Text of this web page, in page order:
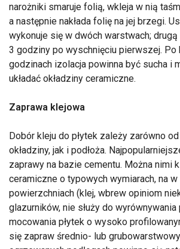
narożniki smaruje folią, wkleja w nią
a następnie nakłada folię na jej brzegi.
wykonuje się w dwóch warstwach; drugą
3 godziny po wyschnięciu pierwszej. Po
godzinach izolacja powinna być sucha i
układać okładziny ceramiczne.
Zaprawa klejowa
Dobór kleju do płytek zależy zarówno
okładziny, jak i podłoża.
zaprawy na bazie cementu. Można nimi
ceramiczne o typowych wymiarach, na
powierzchniach (klej, wbrew opiniom
glazurników, nie służy do wyrównywania
mocowania płytek o wysoko
się zapraw średnio- lub